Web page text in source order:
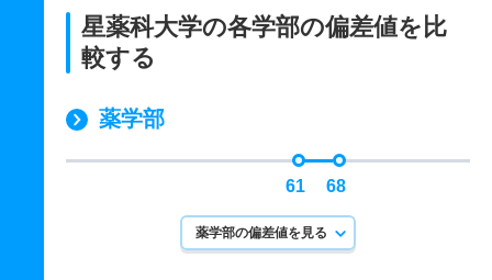
星薬科大学の各学部の偏差値を比
較する
薬学部
61 68
薬学部の偏差値を見る